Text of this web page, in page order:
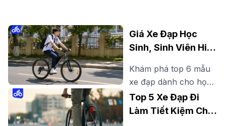
Giá Xe Đạp Học
Sinh, Sinh Viên Hiện
Ý Mẫu Đáng Mua
Khám phá top 6 mẫu
xe đạp dành cho học
sinh, sinh viên đẹp,
bền, dễ đi, phù hợp đi
Top 5 Xe Đạp Đi
Làm Tiết Kiệm Chi